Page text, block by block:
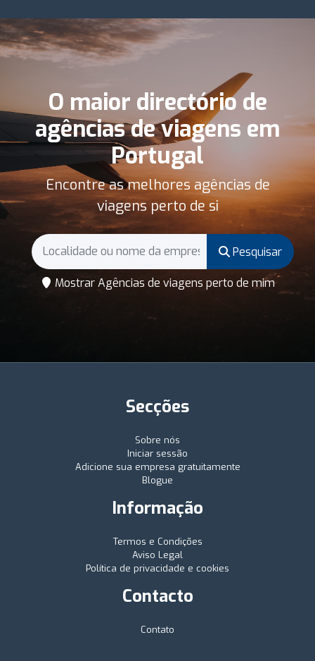
O maior directório de
agências de viagens em
Portugal
Encontre as melhores agências de
viagens perto de si
Pesquisar
Mostrar Agências de viagens perto de mim
Secções
Sobre nós
Iniciar sessão
Adicione sua empresa gratuitamente
Blogue
Informação
Termos e Condições
Aviso Legal
Política de privacidade e cookies
Contacto
Contato